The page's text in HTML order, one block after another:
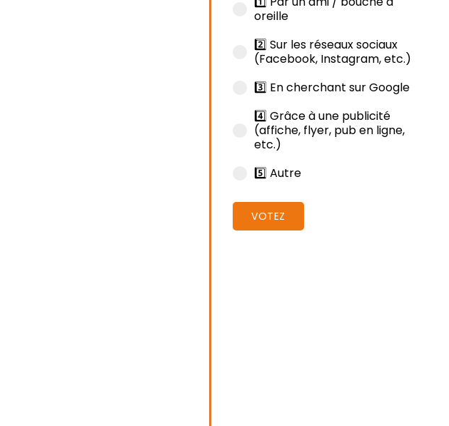
oreille
2️⃣ Sur les réseaux sociaux
(Facebook, Instagram, etc.)
3️⃣ En cherchant sur Google
4️⃣ Grâce à une publicité
(affiche, flyer, pub en ligne,
etc.)
5️⃣ Autre
VOTEZ